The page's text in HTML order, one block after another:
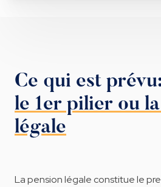
Ce qui est
le 1er pilier ou
légale
La pension légale constitue le